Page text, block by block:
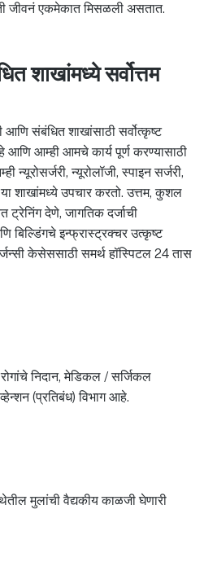
जीवनं एकमेकात मिसळली असतात.
शाखांमध्ये सर्वोत्तम
आणि संबंधित शाखांसाठी सर्वोत्कृष्ट
आम्ही आमचे कार्य पूर्ण करण्यासाठी
न्यूरोलॉजी, स्पाइन सर्जरी,
या शाखांमध्ये उपचार करतो. उत्तम, कुशल
ट्रेनिंग देणे, जागतिक दर्जाची
बिल्डिंगचे इन्फ्रास्ट्रक्चर उत्कृष्ट
केसेससाठी समर्थ हॉस्पिटल 24 तास
रोगांचे निदान, मेडिकल / सर्जिकल
(प्रतिबंध) विभाग आहे.
मुलांची वैद्यकीय काळजी घेणारी